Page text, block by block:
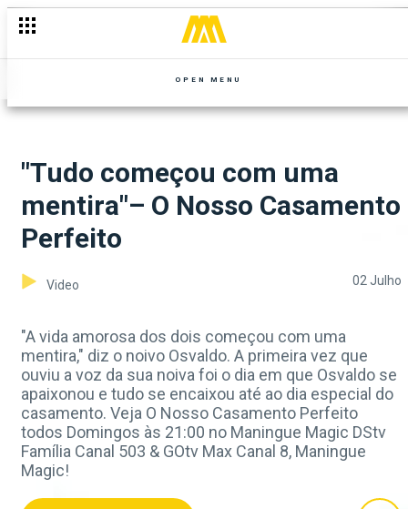
OPEN MENU
"Tudo começou com uma
mentira"– O Nosso Casamento
Perfeito
Video 02 Julho
"A vida amorosa dos dois começou com uma
mentira," diz o noivo Osvaldo. A primeira vez que
ouviu a voz da sua noiva foi o dia em que Osvaldo se
apaixonou e tudo se encaixou até ao dia especial do
casamento. Veja O Nosso Casamento Perfeito
todos Domingos às 21:00 no Maningue Magic DStv
Família Canal 503 & GOtv Max Canal 8, Maningue
Magic!